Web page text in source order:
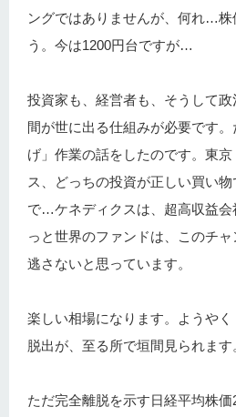
ングではありませんが、何れ…株
う。今は1200円台ですが…
投資家も、経営者も、そうして
間が世に出る仕組みが必要です
げ」作業の話をしたのです。東
ス、どっちの投資が正しい買い
で…ケネディクスは、超高収益会
っと世界のファンドは、このチ
逃さないと思っています。
楽しい相場になります。ようや
脱出が、至る所で垣間見られます
ただ完全離脱を示す日経平均株価